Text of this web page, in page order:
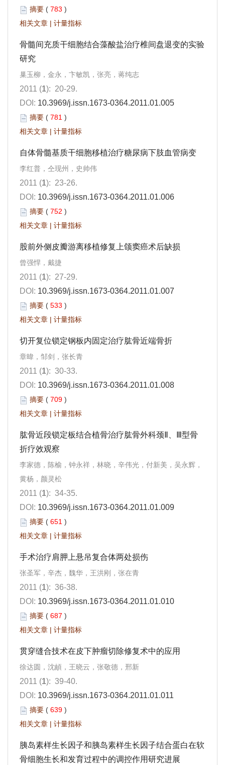
摘要 ( 783 )
相关文章 | 计量指标
骨髓间充质干细胞结合藻酸盐治疗椎间盘退变的实验
研究
巢玉柳，金永，卞敏凯，张亮，蒋纯志
2011 (1): 20-29.
DOI: 10.3969/j.issn.1673-0364.2011.01.005
摘要 ( 781 )
相关文章 | 计量指标
自体骨髓基质干细胞移植治疗糖尿病下肢血管病变
李红普，仝现州，史帅伟
2011 (1): 23-26.
DOI: 10.3969/j.issn.1673-0364.2011.01.006
摘要 ( 752 )
相关文章 | 计量指标
股前外侧皮瓣游离移植修复上颌窦癌术后缺损
曾强悍，戴捷
2011 (1): 27-29.
DOI: 10.3969/j.issn.1673-0364.2011.01.007
摘要 ( 533 )
相关文章 | 计量指标
切开复位锁定钢板内固定治疗肱骨近端骨折
章暐，邹剑，张长青
2011 (1): 30-33.
DOI: 10.3969/j.issn.1673-0364.2011.01.008
摘要 ( 709 )
相关文章 | 计量指标
肱骨近段锁定板结合植骨治疗肱骨外科颈Ⅱ、Ⅲ型骨
折疗效观察
李家德，陈榆，钟永祥，林晓，辛伟光，付新美，吴永辉，
黄杨，颜灵松
2011 (1): 34-35.
DOI: 10.3969/j.issn.1673-0364.2011.01.009
摘要 ( 651 )
相关文章 | 计量指标
手术治疗肩胛上悬吊复合体两处损伤
张圣军，辛杰，魏华，王洪刚，张在青
2011 (1): 36-38.
DOI: 10.3969/j.issn.1673-0364.2011.01.010
摘要 ( 687 )
相关文章 | 计量指标
贯穿缝合技术在皮下肿瘤切除修复术中的应用
徐达圆，沈頔，王晓云，张敬德，邢新
2011 (1): 39-40.
DOI: 10.3969/j.issn.1673-0364.2011.01.011
摘要 ( 639 )
相关文章 | 计量指标
胰岛素样生长因子和胰岛素样生长因子结合蛋白在软
骨细胞生长和发育过程中的调控作用研究进展